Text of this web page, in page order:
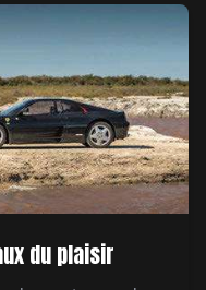
du plaisir